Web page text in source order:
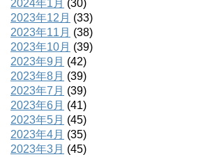
2024年1月 (30)
2023年12月 (33)
2023年11月 (38)
2023年10月 (39)
2023年9月 (42)
2023年8月 (39)
2023年7月 (39)
2023年6月 (41)
2023年5月 (45)
2023年4月 (35)
2023年3月 (45)